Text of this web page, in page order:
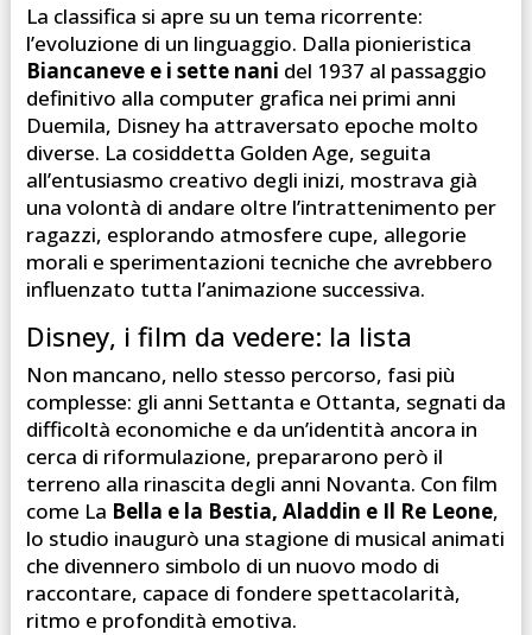
La classifica si apre su un tema ricorrente:
l’evoluzione di un linguaggio. Dalla pionieristica
Biancaneve e i sette nani del 1937 al passaggio
definitivo alla computer grafica nei primi anni
Duemila, Disney ha attraversato epoche molto
diverse. La cosiddetta Golden Age, seguita
all’entusiasmo creativo degli inizi, mostrava già
una volontà di andare oltre l’intrattenimento per
ragazzi, esplorando atmosfere cupe, allegorie
morali e sperimentazioni tecniche che avrebbero
influenzato tutta l’animazione successiva.
Disney, i film da vedere: la lista
Non mancano, nello stesso percorso, fasi più
complesse: gli anni Settanta e Ottanta, segnati da
difficoltà economiche e da un’identità ancora in
cerca di riformulazione, prepararono però il
terreno alla rinascita degli anni Novanta. Con film
come La Bella e la Bestia, Aladdin e Il Re Leone,
lo studio inaugurò una stagione di musical animati
che divennero simbolo di un nuovo modo di
raccontare, capace di fondere spettacolarità,
ritmo e profondità emotiva.